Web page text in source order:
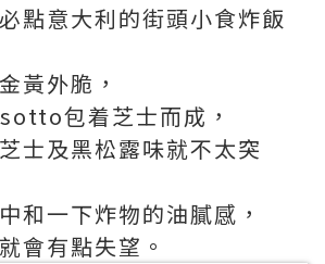
點意大利的街頭小食炸飯
黃外脆，
包着芝士而成，
士及黑松露味就不太突
和一下炸物的油膩感，
會有點失望。